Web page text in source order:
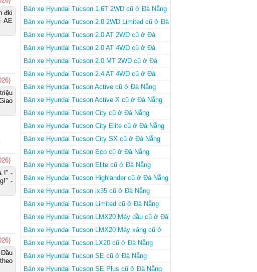
đki
AE
!” -
-
Đà Nẵng
Bán xe Hyundai Tucson 1.6T 2WD cũ ở Đà Nẵng
Bán xe Hyundai Tucson 2.0 2WD Limited cũ ở Đà
Nẵng
Bán xe Hyundai Tucson 2.0 AT 2WD cũ ở Đà
Nẵng
Bán xe Hyundai Tucson 2.0 AT 4WD cũ ở Đà
Nẵng
Bán xe Hyundai Tucson 2.0 MT 2WD cũ ở Đà
Nẵng
Bán xe Hyundai Tucson 2.4 AT 4WD cũ ở Đà
Nẵng
Bán xe Hyundai Tucson Active cũ ở Đà Nẵng
Bán xe Hyundai Tucson Active X cũ ở Đà Nẵng
Bán xe Hyundai Tucson City cũ ở Đà Nẵng
Bán xe Hyundai Tucson City Elite cũ ở Đà Nẵng
Bán xe Hyundai Tucson City SX cũ ở Đà Nẵng
Bán xe Hyundai Tucson Eco cũ ở Đà Nẵng
Bán xe Hyundai Tucson Elite cũ ở Đà Nẵng
Bán xe Hyundai Tucson Highlander cũ ở Đà Nẵng
Bán xe Hyundai Tucson ix35 cũ ở Đà Nẵng
Bán xe Hyundai Tucson Limited cũ ở Đà Nẵng
Bán xe Hyundai Tucson LMX20 Máy dầu cũ ở Đà
Nẵng
Bán xe Hyundai Tucson LMX20 Máy xăng cũ ở
Đà Nẵng
Bán xe Hyundai Tucson LX20 cũ ở Đà Nẵng
Bán xe Hyundai Tucson SE cũ ở Đà Nẵng
Bán xe Hyundai Tucson SE Plus cũ ở Đà Nẵng